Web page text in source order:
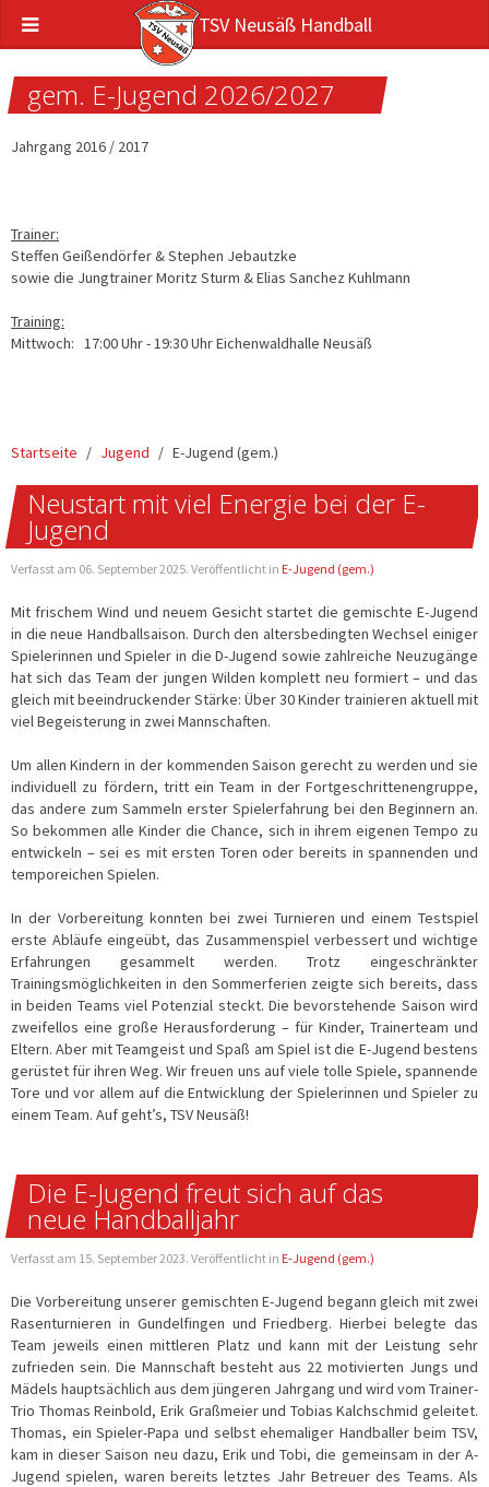
TSV Neusäß Handball
gem. E-Jugend 2026/2027
Jahrgang 2016 / 2017
Trainer:
Steffen Geißendörfer & Stephen Jebautzke
sowie die Jungtrainer Moritz Sturm & Elias Sanchez Kuhlmann
Training:
Mittwoch: 17:00 Uhr - 19:30 Uhr Eichenwaldhalle Neusäß
Startseite Jugend E-Jugend (gem.)
Neustart mit viel Energie bei der E-
Jugend
Verfasst am 06. September 2025. Veröffentlicht in E-Jugend (gem.)
Mit frischem Wind und neuem Gesicht startet die gemischte E-Jugend
in die neue Handballsaison. Durch den altersbedingten Wechsel einiger
Spielerinnen und Spieler in die D-Jugend sowie zahlreiche Neuzugänge
hat sich das Team der jungen Wilden komplett neu formiert – und das
gleich mit beeindruckender Stärke: Über 30 Kinder trainieren aktuell mit
viel Begeisterung in zwei Mannschaften.
Um allen Kindern in der kommenden Saison gerecht zu werden und sie
individuell zu fördern, tritt ein Team in der Fortgeschrittenengruppe,
das andere zum Sammeln erster Spielerfahrung bei den Beginnern an.
So bekommen alle Kinder die Chance, sich in ihrem eigenen Tempo zu
entwickeln – sei es mit ersten Toren oder bereits in spannenden und
temporeichen Spielen.
In der Vorbereitung konnten bei zwei Turnieren und einem Testspiel
erste Abläufe eingeübt, das Zusammenspiel verbessert und wichtige
Erfahrungen gesammelt werden. Trotz eingeschränkter
Trainingsmöglichkeiten in den Sommerferien zeigte sich bereits, dass
in beiden Teams viel Potenzial steckt. Die bevorstehende Saison wird
zweifellos eine große Herausforderung – für Kinder, Trainerteam und
Eltern. Aber mit Teamgeist und Spaß am Spiel ist die E-Jugend bestens
gerüstet für ihren Weg. Wir freuen uns auf viele tolle Spiele, spannende
Tore und vor allem auf die Entwicklung der Spielerinnen und Spieler zu
einem Team. Auf geht’s, TSV Neusäß!
Die E-Jugend freut sich auf das
neue Handballjahr
Verfasst am 15. September 2023. Veröffentlicht in E-Jugend (gem.)
Die Vorbereitung unserer gemischten E-Jugend begann gleich mit zwei
Rasenturnieren in Gundelfingen und Friedberg. Hierbei belegte das
Team jeweils einen mittleren Platz und kann mit der Leistung sehr
zufrieden sein. Die Mannschaft besteht aus 22 motivierten Jungs und
Mädels hauptsächlich aus dem jüngeren Jahrgang und wird vom Trainer-
Trio Thomas Reinbold, Erik Graßmeier und Tobias Kalchschmid geleitet.
Thomas, ein Spieler-Papa und selbst ehemaliger Handballer beim TSV,
kam in dieser Saison neu dazu, Erik und Tobi, die gemeinsam in der A-
Jugend spielen, waren bereits letztes Jahr Betreuer des Teams. Als